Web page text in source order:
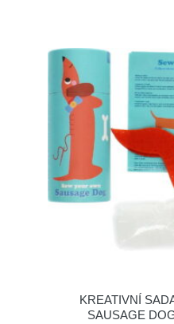
KREATIVNÍ
SAUSAGE